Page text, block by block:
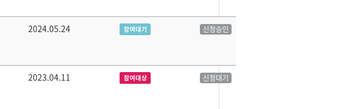
2024.05.24 참여대기 신청승인
2023.04.11 참여대상 신청대기